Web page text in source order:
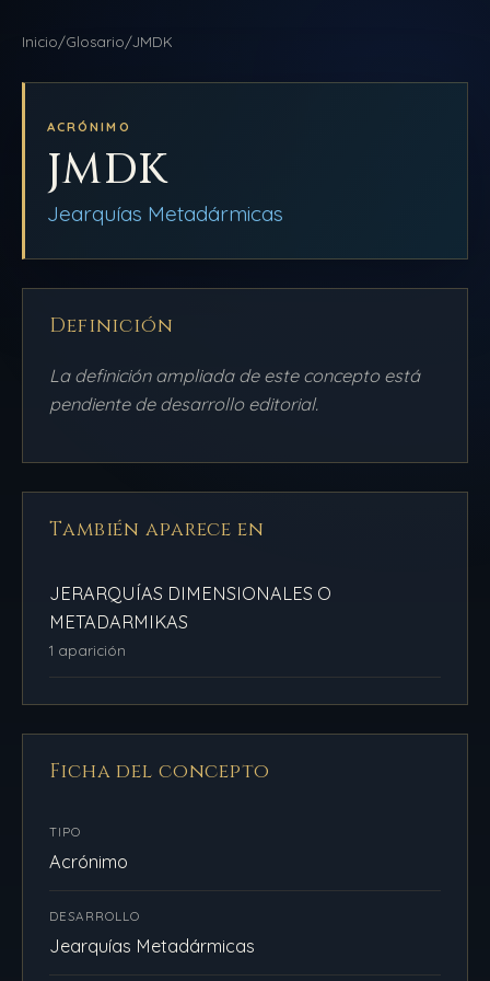
NAVEGACIÓN
INICIO
BLOG
Inicio/Glosario/JMDK
ACRÓNIMO
JMDK
Jearquías Metadármicas
Definición
La definición ampliada de este concepto está
pendiente de desarrollo editorial.
También aparece en
JERARQUÍAS DIMENSIONALES O
METADARMIKAS
1 aparición
Ficha del concepto
TIPO
Acrónimo
DESARROLLO
Jearquías Metadármicas